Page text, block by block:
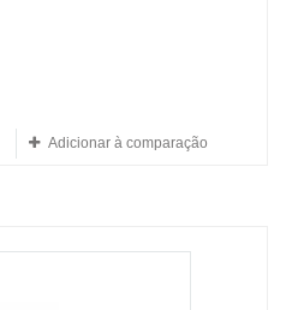
Adicionar à comparação